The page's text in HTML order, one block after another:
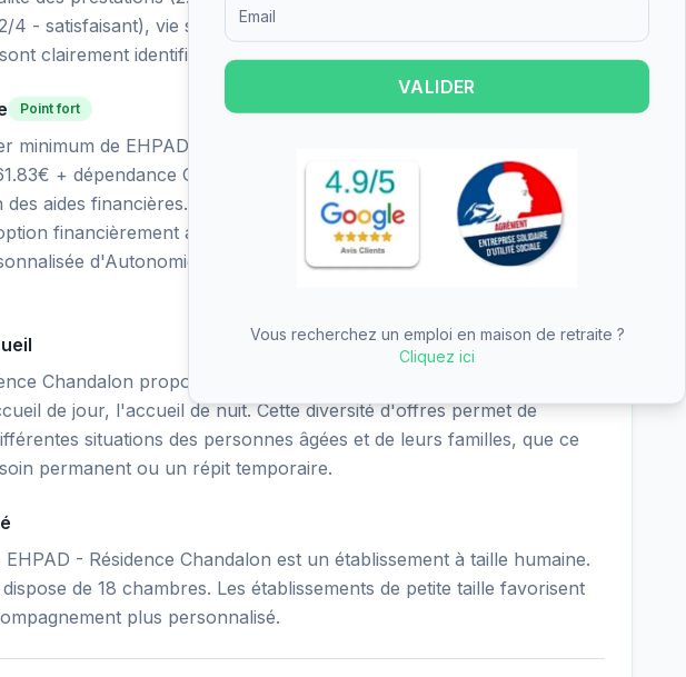
4 - satisfaisant), vie sociale (3.2/4 - excellent). Les points forts de
clairement identifiés dans les critères les mieux notés.
Point fort
minimum de EHPAD - Résidence Chandalon est de 67.57€/jour
+ dépendance GIR 5/6 5.74€), soit environ 2061€ par mois
aides financières. Ce tarif est inférieur à la moyenne nationale, ce
financièrement accessible dans le Puy-de-Dôme. L'APA
d'Autonomie) peut couvrir une partie significative du tarif
Chandalon propose l'hébergement permanent, l'hébergement
de jour, l'accueil de nuit. Cette diversité d'offres permet de
situations des personnes âgées et de leurs familles, que ce
permanent ou un répit temporaire.
EHPAD - Résidence Chandalon est un établissement à taille humaine.
de 18 chambres. Les établissements de petite taille favorisent
plus personnalisé.
VALIDER
Vous recherchez un emploi en maison de retraite ?
Cliquez ici